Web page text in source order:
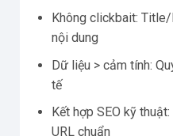
Không clickbait:
nội dung
Dữ liệu > cảm tính:
tế
Kết hợp SEO kỹ
URL chuẩn